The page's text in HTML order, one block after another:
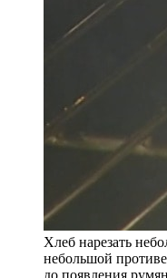
Хлеб нарезать
небольшой
до появления